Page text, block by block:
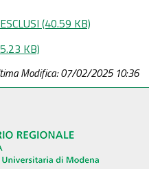
(40.59 KB)
KB)
Modifica: 07/02/2025 10:36